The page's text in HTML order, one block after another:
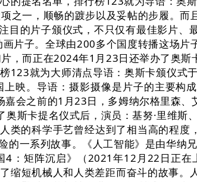
一，顺畅的踱步以及妥帖的步履。
的片子颁仪式，不只仅有最佳影片、
片子。全球由200多个国度转播这场片
，而正在2024年1月23日还举办了奥
123就为大师清点导语：奥斯卡颁仪式
映。导语：摄影摄像是片子的主要构
会之前的1月23日，多姆纳尔格里森、
卡提名仪式后，演员：基努·里维斯
类的科学手艺曾经达到了相当高的程
一系列故事。《人工智能》是由华纳
：矩阵沉启》（2021年12月22日正
短机械人和人类差距而奋斗的故事